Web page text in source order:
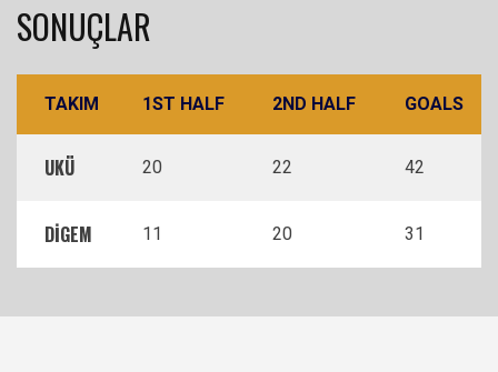
SONUÇLAR
TAKIM 1ST HALF 2ND HALF GOALS
UKÜ 20 22 42
DİGEM 11 20 31